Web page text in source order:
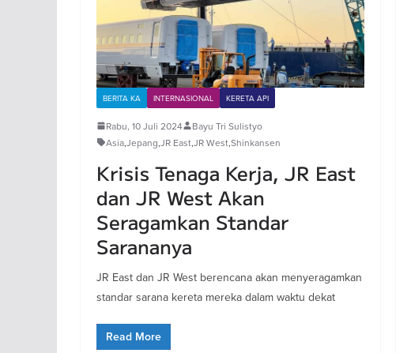
BERITA KA INTERNASIONAL KERETA API
Rabu, 10 Juli 2024
Bayu Tri Sulistyo
Asia,Jepang,JR East,JR West,Shinkansen
Krisis Tenaga Kerja, JR East
dan JR West Akan
Seragamkan Standar
Sarananya
JR East dan JR West berencana akan menyeragamkan
standar sarana kereta mereka dalam waktu dekat
Read More